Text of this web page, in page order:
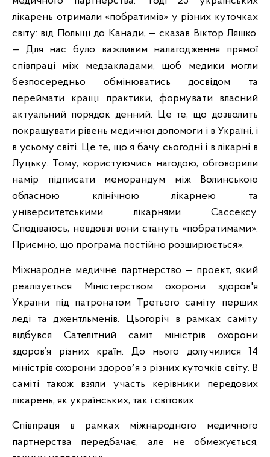
лікарень отримали «побратимів» у різних куточках
світу: від Польщі до Канади, — сказав Віктор Ляшко.
— Для нас було важливим налагодження прямої
співпраці між медзакладами, щоб медики могли
безпосередньо обмінюватись досвідом та
переймати кращі практики, формувати власний
актуальний порядок денний. Це те, що дозволить
покращувати рівень медичної допомоги і в Україні, і
в усьому світі. Це те, що я бачу сьогодні і в лікарні в
Луцьку. Тому, користуючись нагодою, обговорили
намір підписати меморандум між Волинською
обласною клінічною лікарнею та
університетськими лікарнями Сассексу.
Сподіваюсь, невдовзі вони стануть «побратимами».
Приємно, що програма постійно розширюється».
Міжнародне медичне партнерство — проект, який
реалізується Міністерством охорони здоров'я
України під патронатом Третього саміту перших
леді та джентльменів. Цьогоріч в рамках саміту
відбувся Сателітний саміт міністрів охорони
здоров’я різних країн. До нього долучилися 14
міністрів охорони здоровʼя з різних куточків світу. В
саміті також взяли участь керівники передових
лікарень, як українських, так і світових.
Співпраця в рамках міжнародного медичного
партнерства передбачає, але не обмежується,